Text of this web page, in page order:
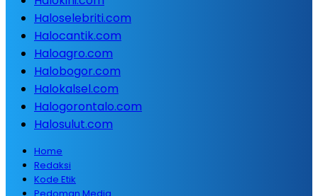
Haloselebriti.com
Halocantik.com
Haloagro.com
Halobogor.com
Halokalsel.com
Halogorontalo.com
Halosulut.com
Home
Redaksi
Kode Etik
Pedoman Media